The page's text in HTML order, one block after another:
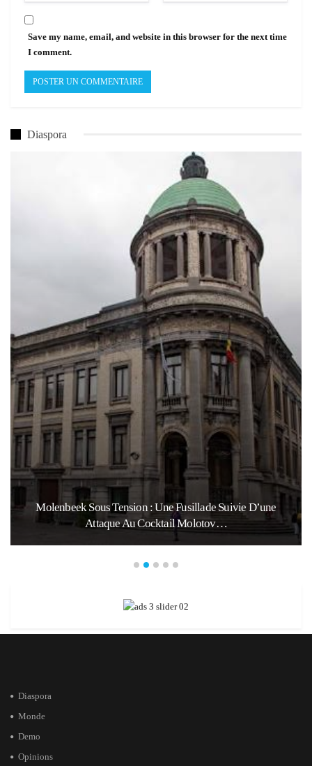
Save my name, email, and website in this browser for the next time
I comment.
Diaspora
Molenbeek Sous Tension : Une Fusillade Suivie D’une
Attaque Au Cocktail Molotov…
Diaspora
Monde
Demo
Opinions